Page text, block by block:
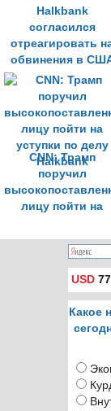
Halkbank
согласился
отреагировать
обвинения в
CNN: Трамп
поручил
лицу пойти на
Halkbank
USD
Какое